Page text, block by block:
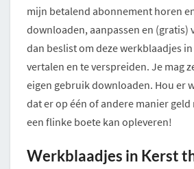
mijn betalend abonnement horen
downloaden, aanpassen en (gratis)
dan beslist om deze werkblaadjes
vertalen en te verspreiden. Je mag
eigen gebruik downloaden. Hou er
dat er op één of andere manier
een flinke boete kan opleveren!
Werkblaadjes in Kerst